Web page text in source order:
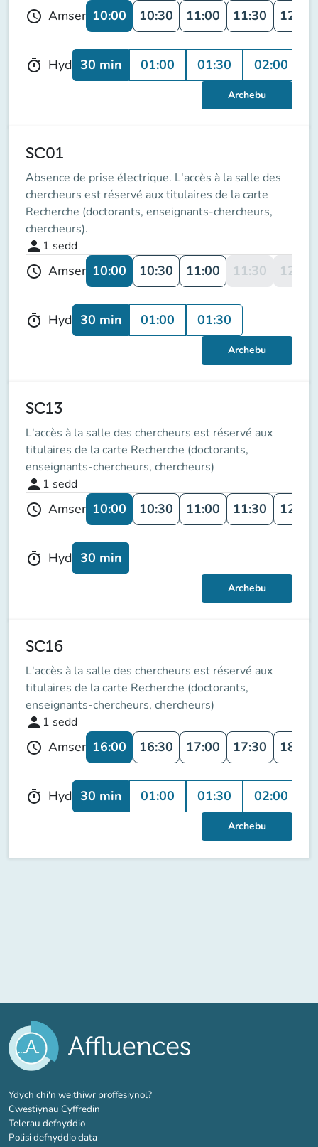
schedule Amser 10:00 10:30 11:00 11:30 12:00
timer Hyd 30 min 01:00 01:30 02:00
Archebu
SC01
Absence de prise électrique. L'accès à la salle des
chercheurs est réservé aux titulaires de la carte
Recherche (doctorants, enseignants-chercheurs,
chercheurs).
person 1 sedd
schedule Amser 10:00 10:30 11:00 11:30 12:00
timer Hyd 30 min 01:00 01:30
Archebu
SC13
L'accès à la salle des chercheurs est réservé aux
titulaires de la carte Recherche (doctorants,
enseignants-chercheurs, chercheurs)
person 1 sedd
schedule Amser 10:00 10:30 11:00 11:30 12:00
timer Hyd 30 min
Archebu
SC16
L'accès à la salle des chercheurs est réservé aux
titulaires de la carte Recherche (doctorants,
enseignants-chercheurs, chercheurs)
person 1 sedd
schedule Amser 16:00 16:30 17:00 17:30 18:00
timer Hyd 30 min 01:00 01:30 02:00
Archebu
Ydych chi'n weithiwr proffesiynol?(tab newydd)
Cwestiynau Cyffredin
Telerau defnyddio
Polisi defnyddio data